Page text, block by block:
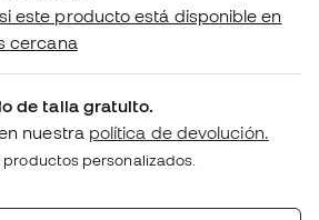
este producto está disponible en
cercana
de talla gratuito.
nuestra política de devolución.
personalizados.